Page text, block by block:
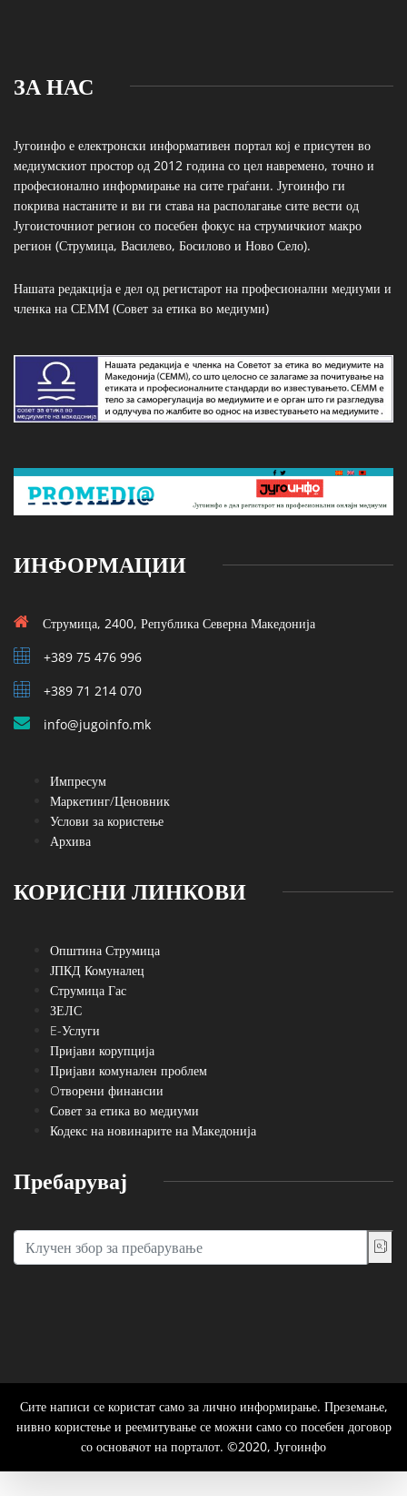
ЗА НАС
Југоинфо е електронски информативен портал кој е присутен во
медиумскиот простор од 2012 година со цел навремено, точно и
професионално информирање на сите граѓани. Југоинфо ги
покрива настаните и ви ги става на располагање сите вести од
Југоисточниот регион со посебен фокус на струмичкиот макро
регион (Струмица, Василево, Босилово и Ново Село).
Нашата редакција е дел од регистарот на професионални медиуми и
членка на СЕММ (Совет за етика во медиуми)
ИНФОРМАЦИИ
Струмица, 2400, Република Северна Македонија
+389 75 476 996
+389 71 214 070
info@jugoinfo.mk
Импресум
Маркетинг/Ценовник
Услови за користење
Архива
КОРИСНИ ЛИНКОВИ
Општина Струмица
ЈПКД Комуналец
Струмица Гас
ЗЕЛС
E-Услуги
Пријави корупција
Пријави комунален проблем
Oтворени финансии
Совет за етика во медиуми
Кодекс на новинарите на Македонија
Пребарувај
Сите написи се користат само за лично информирање. Преземање,
нивно користење и реемитување се можни само со посебен договор
со основачот на порталот. ©2020, Југоинфо